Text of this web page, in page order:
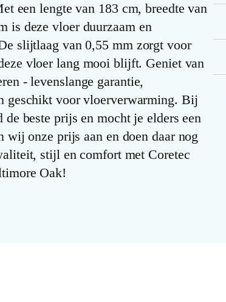
een lengte van 183 cm, breedte van
is deze vloer duurzaam en
slijtlaag van 0,55 mm zorgt voor
vloer lang mooi blijft. Geniet van
- levenslange garantie,
geschikt voor vloerverwarming. Bij
beste prijs en mocht je elders een
wij onze prijs aan en doen daar nog
stijl en comfort met Coretec
Oak!